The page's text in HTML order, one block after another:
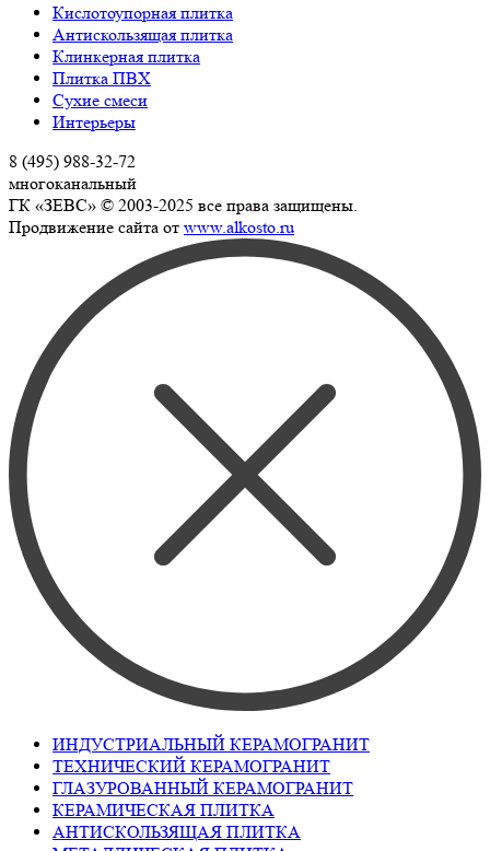
Кислотоупорная плитка
Антискользящая плитка
Клинкерная плитка
Плитка ПВХ
Сухие смеси
Интерьеры
8 (495) 988-32-72
многоканальный
ГК «ЗЕВС» © 2003-2025 все права защищены.
Продвижение сайта от www.alkosto.ru
ИНДУСТРИАЛЬНЫЙ КЕРАМОГРАНИТ
ТЕХНИЧЕСКИЙ КЕРАМОГРАНИТ
ГЛАЗУРОВАННЫЙ КЕРАМОГРАНИТ
КЕРАМИЧЕСКАЯ ПЛИТКА
АНТИСКОЛЬЗЯЩАЯ ПЛИТКА